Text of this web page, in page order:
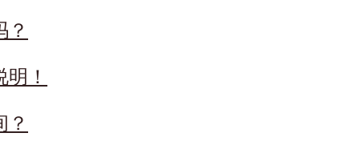
？
！
？